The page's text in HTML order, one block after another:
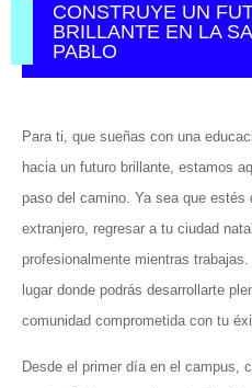
CONSTRUYE UN
BRILLANTE EN LA
PABLO
Para ti, que sueñas con una
hacia un futuro brillante, estamos
paso del camino. Ya sea que estés
extranjero, regresar a tu ciudad
profesionalmente mientras
lugar donde podrás desarrollarte
comunidad comprometida con tu
Desde el primer día en el campus,